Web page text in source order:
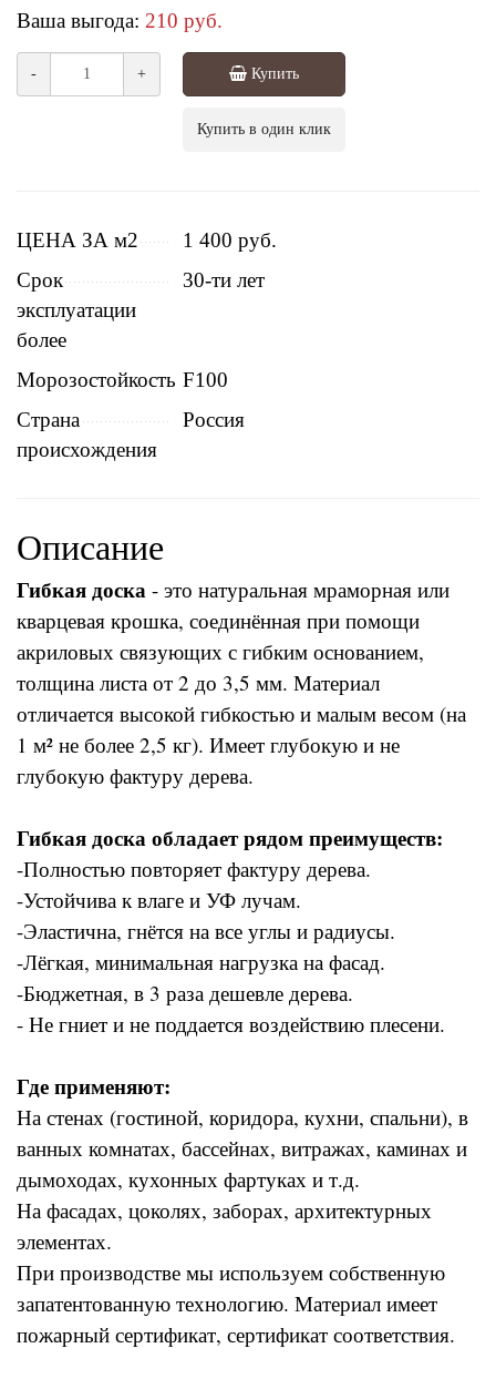
Ваша выгода: 210 руб.
- + Купить
Купить в один клик
ЦЕНА ЗА м2
1 400 руб.
Срок
эксплуатации
более
30-ти лет
Морозостойкость F100
Страна
происхождения
Россия
Описание
Гибкая доска - это натуральная мраморная или
кварцевая крошка, соединённая при помощи
акриловых связующих с гибким основанием,
толщина листа от 2 до 3,5 мм. Материал
отличается высокой гибкостью и малым весом (на
1 м² не более 2,5 кг). Имеет глубокую и не
глубокую фактуру дерева.
Гибкая доска обладает рядом преимуществ:
-Полностью повторяет фактуру дерева.
-Устойчива к влаге и УФ лучам.
-Эластична, гнётся на все углы и радиусы.
-Лёгкая, минимальная нагрузка на фасад.
-Бюджетная, в 3 раза дешевле дерева.
- Не гниет и не поддается воздействию плесени.
Где применяют:
На стенах (гостиной, коридора, кухни, спальни), в
ванных комнатах, бассейнах, витражах, каминах и
дымоходах, кухонных фартуках и т.д.
На фасадах, цоколях, заборах, архитектурных
элементах.
При производстве мы используем собственную
запатентованную технологию. Материал имеет
пожарный сертификат, сертификат соответствия.